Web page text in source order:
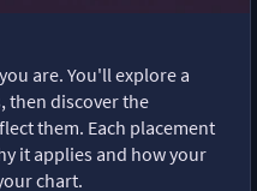
are. You'll explore a
then discover the
them. Each placement
it applies and how your
chart.